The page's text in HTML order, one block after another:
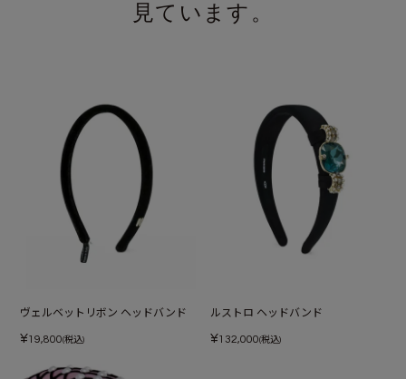
見ています。
ヴェルベットリボン ヘッドバンド
¥19,800(税込)
ルストロ ヘッドバンド
¥132,000(税込)